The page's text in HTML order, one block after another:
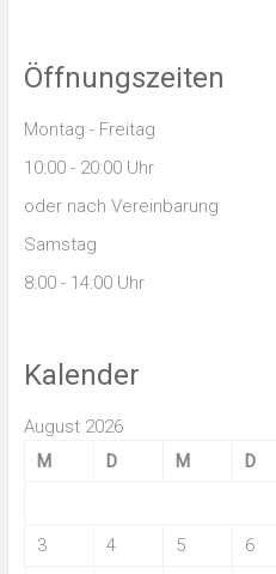
Öffnungszeiten
Montag - Freitag
10:00 - 20:00 Uhr
oder nach Vereinbarung
Samstag
8:00 - 14:00 Uhr
Kalender
August 2026
M
D M D
3
4 5 6